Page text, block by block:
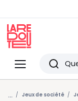
Menu
Redoute
... Jeux de société